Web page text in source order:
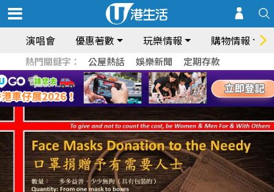
演唱會 優惠著數 玩樂情報 購物情報
熱門關鍵字： 公屋熱話 娛樂新聞 定期存款